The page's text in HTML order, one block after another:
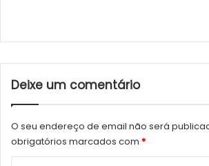
Deixe um comentário
O seu endereço de email não será
obrigatórios marcados com *